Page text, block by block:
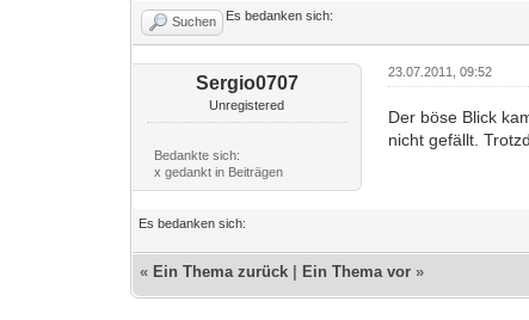
Suchen Es bedanken sich:
Sergio0707
Unregistered
Bedankte sich:
x gedankt in Beiträgen
23.07.2011, 09:52
Der böse Blick
nicht gefällt.
Es bedanken sich:
« Ein Thema zurück Ein Thema vor »